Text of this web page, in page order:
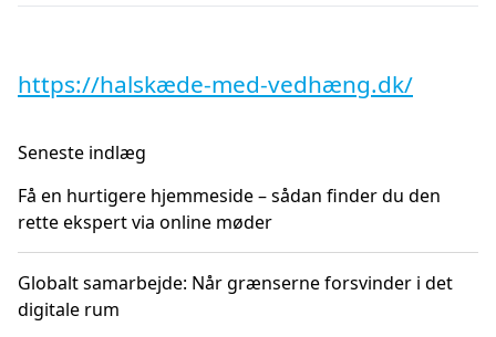
https://halskæde-med-vedhæng.dk/
Seneste indlæg
Få en hurtigere hjemmeside – sådan finder du den
rette ekspert via online møder
Globalt samarbejde: Når grænserne forsvinder i det
digitale rum